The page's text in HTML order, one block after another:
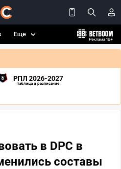
Еще
РПЛ 2026-2027
таблица и расписание
в DPC в
составы